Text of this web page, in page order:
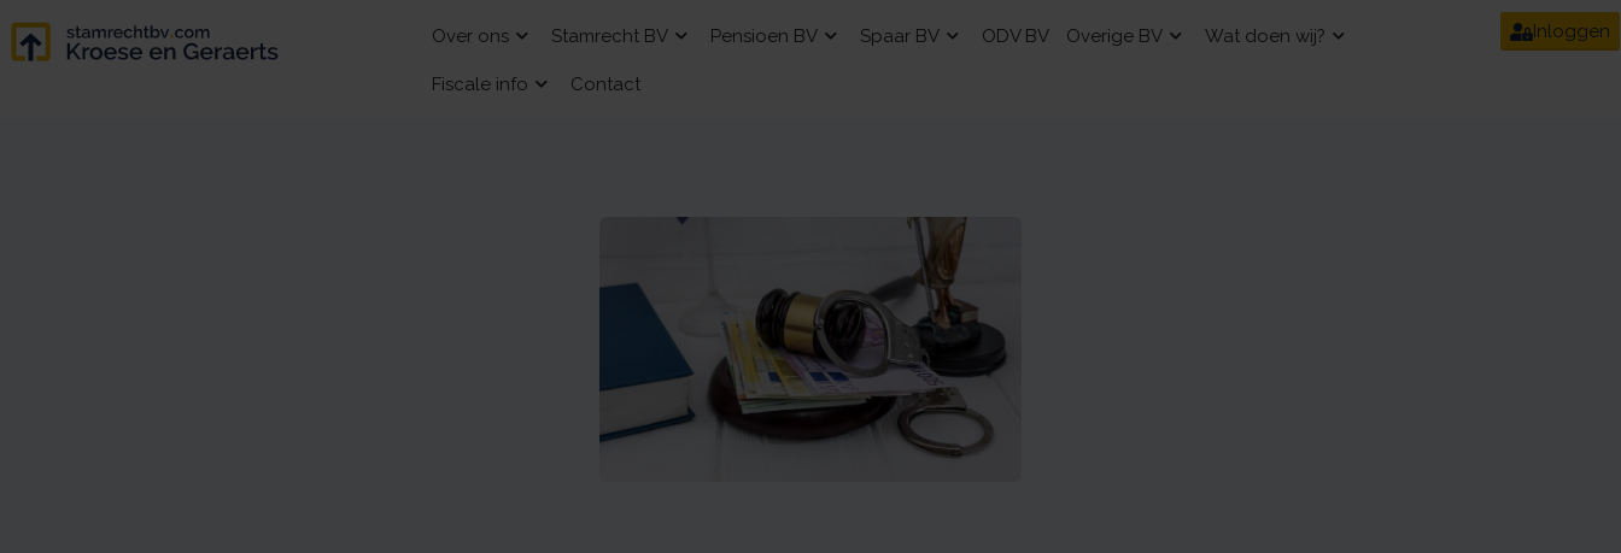
Over ons Stamrecht BV Pensioen BV Spaar BV ODV BV Overige BV Wat doen wij?
Fiscale info Contact
Inloggen